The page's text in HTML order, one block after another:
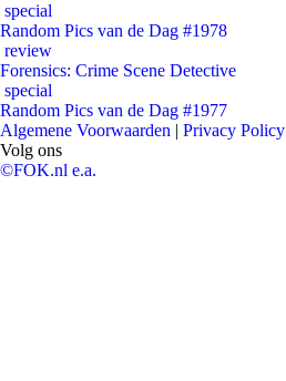
special
Random Pics van de Dag #1978
review
Forensics: Crime Scene Detective
special
Random Pics van de Dag #1977
Algemene Voorwaarden | Privacy Policy
Volg ons
©FOK.nl e.a.